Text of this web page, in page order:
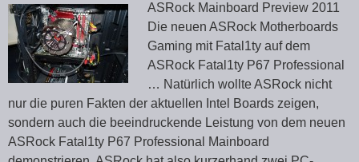
ASRock Mainboard Preview 2011
Die neuen ASRock Motherboards
Gaming mit Fatal1ty auf dem
ASRock Fatal1ty P67 Professional
… Natürlich wollte ASRock nicht
nur die puren Fakten der aktuellen Intel Boards zeigen,
sondern auch die beeindruckende Leistung von dem neuen
ASRock Fatal1ty P67 Professional Mainboard